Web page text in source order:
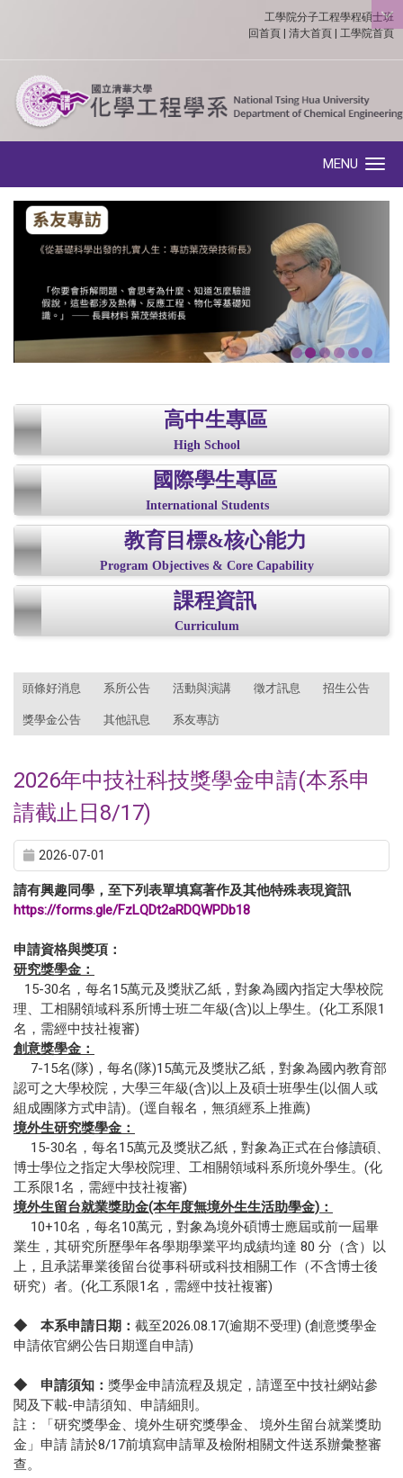
:::
工學院分子工程學程碩士班
回首頁
清大首頁 工學院首頁
MENU
高中生專區
High School
國際學生專區
International Students
教育目標&核心能力
Program Objectives & Core Capability
課程資訊
Curriculum
頭條好消息 系所公告 活動與演講 徵才訊息 招生公告
獎學金公告 其他訊息 系友專訪
2026年中技社科技獎學金申請(本系申
請截止日8/17)
2026-07-01
請有興趣同學，至下列表單填寫著作及其他特殊表現資訊
https://forms.gle/FzLQDt2aRDQWPDb18
申請資格與獎項：
研究獎學金：
15-30名，每名15萬元及獎狀乙紙，對象為國內指定大學校院
理、工相關領域科系所博士班二年級(含)以上學生。(化工系限1
名，需經中技社複審)
創意獎學金：
7-15名(隊)，每名(隊)15萬元及獎狀乙紙，對象為國內教育部
認可之大學校院，大學三年級(含)以上及碩士班學生(以個人或
組成團隊方式申請)。(逕自報名，無須經系上推薦)
境外生研究獎學金：
15-30名，每名15萬元及獎狀乙紙，對象為正式在台修讀碩、
博士學位之指定大學校院理、工相關領域科系所境外學生。(化
工系限1名，需經中技社複審)
境外生留台就業獎助金(本年度無境外生生活助學金)：
10+10名，每名10萬元，對象為境外碩博士應屆或前一屆畢
業生，其研究所歷學年各學期學業平均成績均達 80 分（含）以
上，且承諾畢業後留台從事科研或科技相關工作（不含博士後
研究）者。(化工系限1名，需經中技社複審)
◆ 本系申請日期： 截至2026.08.17(逾期不受理) (創意獎學金
申請依官網公告日期逕自申請)
◆ 申請須知： 獎學金申請流程及規定，請逕至中技社網站參
閱及下載-申請須知、申請細則。
註：「研究獎學金、境外生研究獎學金、 境外生留台就業獎助
金」申請 請於8/17前填寫申請單及檢附相關文件送系辦彙整審
查。